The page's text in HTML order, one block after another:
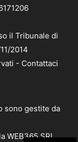
il Tribunale di
2014
- Contattaci
sono gestite da
WEB365 SRL